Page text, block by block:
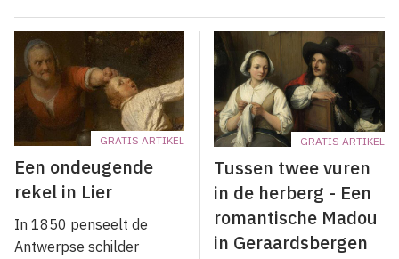
GRATIS ARTIKEL
Een ondeugende
rekel in Lier
In 1850 penseelt de
Antwerpse schilder
GRATIS ARTIKEL
Tussen twee vuren
in de herberg - Een
romantische Madou
in Geraardsbergen